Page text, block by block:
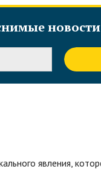
явления,